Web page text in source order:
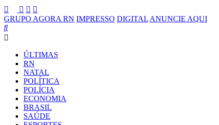
GRUPO AGORA RN IMPRESSO DIGITAL ANUNCIE AQUI
ÚLTIMAS
RN
NATAL
POLÍTICA
POLÍCIA
ECONOMIA
BRASIL
SAÚDE